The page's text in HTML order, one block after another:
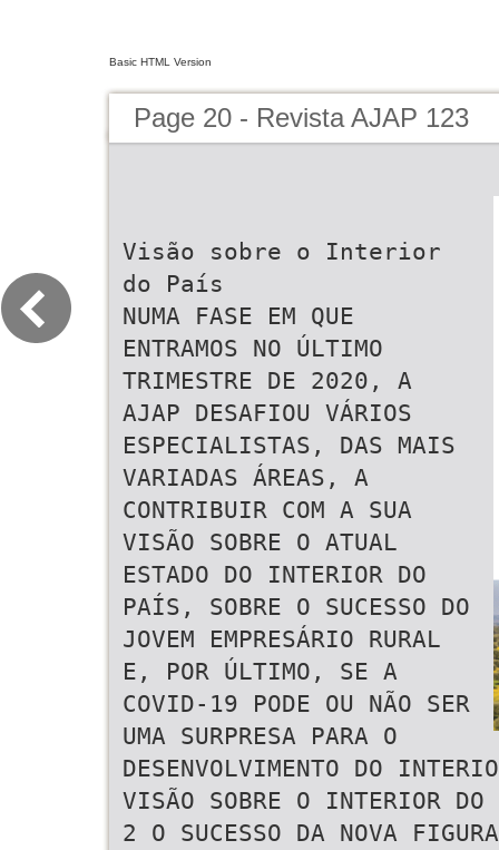
Basic HTML Version
Page 20 - Revista AJAP 123
Visão sobre o Interior
do País
NUMA FASE EM QUE
ENTRAMOS NO ÚLTIMO
TRIMESTRE DE 2020, A
AJAP DESAFIOU VÁRIOS
ESPECIALISTAS, DAS MAIS
VARIADAS ÁREAS, A
CONTRIBUIR COM A SUA
VISÃO SOBRE O ATUAL
ESTADO DO INTERIOR DO
PAÍS, SOBRE O SUCESSO DO
JOVEM EMPRESÁRIO RURAL
E, POR ÚLTIMO, SE A
COVID-19 PODE OU NÃO SER
UMA SURPRESA PARA O
DESENVOLVIMENTO DO
VISÃO SOBRE O INTERIOR DO
2 O SUCESSO DA NOVA